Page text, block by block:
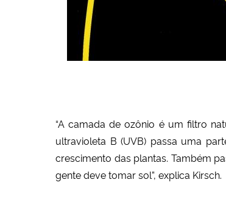
“A camada de ozônio é um filtro
ultravioleta B (UVB) passa uma
crescimento das plantas. Também
gente deve tomar sol”, explica Kirsch.